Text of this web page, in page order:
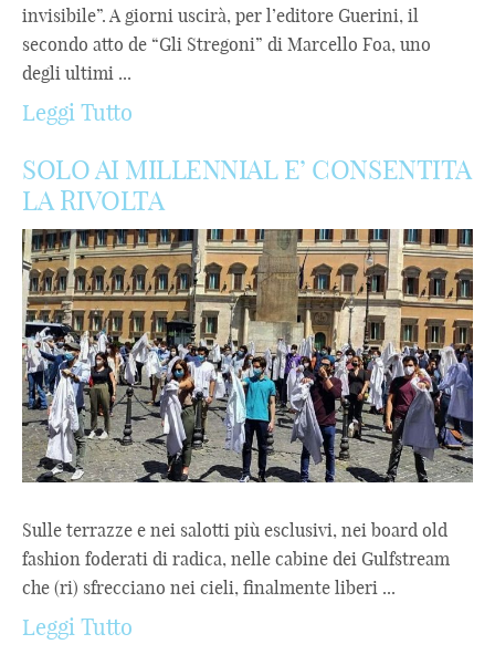
invisibile”. A giorni uscirà, per l’editore Guerini, il
secondo atto de “Gli Stregoni” di Marcello Foa, uno
degli ultimi ...
Leggi Tutto
SOLO AI MILLENNIAL E’ CONSENTITA
LA RIVOLTA
Sulle terrazze e nei salotti più esclusivi, nei board old
fashion foderati di radica, nelle cabine dei Gulfstream
che (ri) sfrecciano nei cieli, finalmente liberi ...
Leggi Tutto